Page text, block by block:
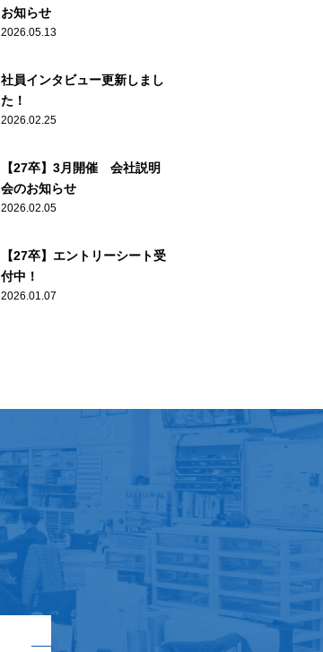
お知らせ
2026.05.13
社員インタビュー更新しまし
た！
2026.02.25
【27卒】3月開催 会社説明
会のお知らせ
2026.02.05
【27卒】エントリーシート受
付中！
2026.01.07